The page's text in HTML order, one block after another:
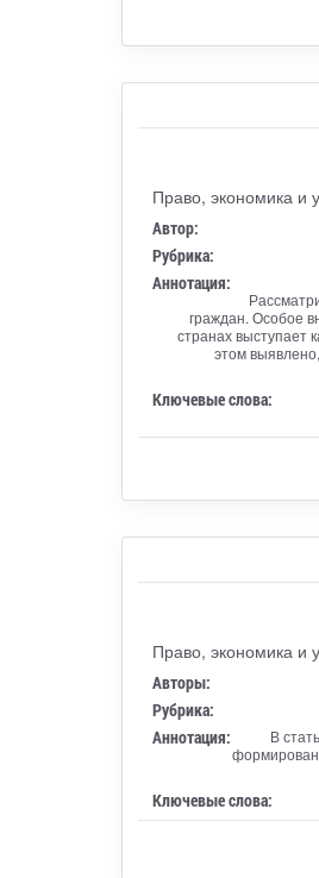
Право, экономика и
Автор:
Рубрика:
Аннотация:
граждан. Особое
странах выступает
этом
Ключевые слова:
Право, экономика и
Авторы:
Рубрика:
Аннотация:
В
Ключевые слова: